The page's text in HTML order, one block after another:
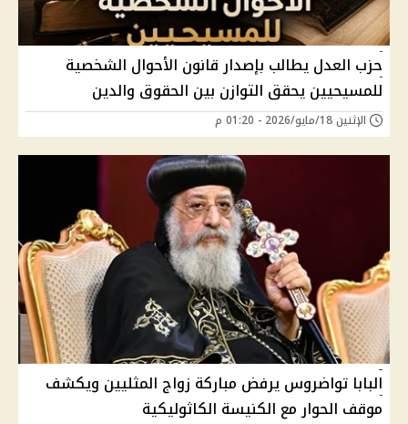
حزب العدل يطالب بإصدار قانون الأحوال الشخصية
للمسيحيين يحقق التوازن بين الحقوق والدين
الإثنين 18/مايو/2026 - 01:20 م
البابا تواضروس يرفض مباركة زواج المثليين ويكشف
موقف الحوار مع الكنيسة الكاثوليكية